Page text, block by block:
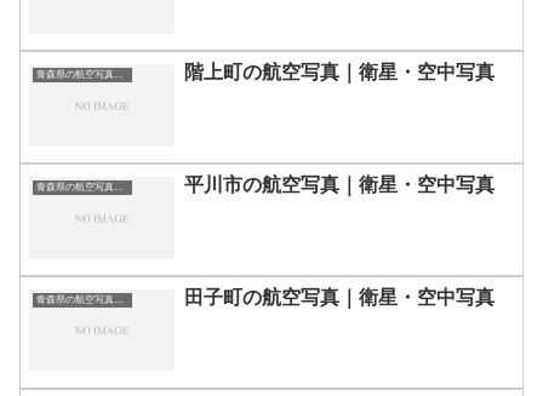
青森県の航空写真・空中写真 階上町の航空写真｜衛星・空中写真
青森県の航空写真・空中写真 平川市の航空写真｜衛星・空中写真
青森県の航空写真・空中写真 田子町の航空写真｜衛星・空中写真